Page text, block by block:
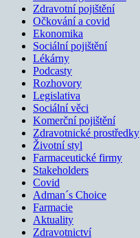
Zdravotní pojištění
Očkování a covid
Ekonomika
Sociální pojištění
Lékárny
Podcasty
Rozhovory
Legislativa
Sociální věci
Komerční pojištění
Zdravotnické prostředky
Životní styl
Farmaceutické firmy
Stakeholders
Covid
Adman´s Choice
Farmacie
Aktuality
Zdravotnictví